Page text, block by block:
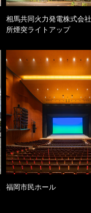
相馬共同火力発電株式会
所煙突ライトアップ
福岡市民ホール